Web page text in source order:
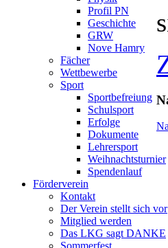
Profil PN
Geschichte
GRW
Nove Hamry
Fächer
Wettbewerbe
Sport
Sportbefreiung
Schulsport
Erfolge
Dokumente
Lehrersport
Weihnachtsturnier
Spendenlauf
Förderverein
Kontakt
Der Verein stellt sich vor
Mitglied werden
Das LKG sagt DANKE
Sommerfest